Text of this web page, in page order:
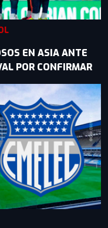
EN ASIA ANTE
POR CONFIRMAR